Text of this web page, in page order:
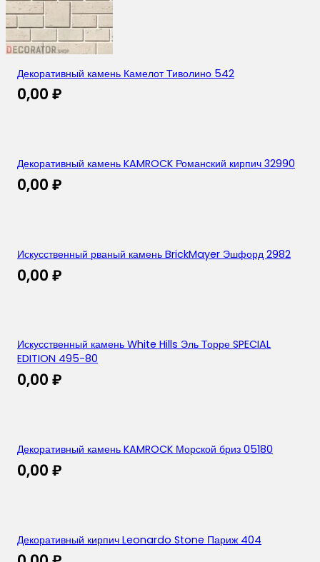
Декоративный камень Камелот Тиволино 542
0,00 ₽
Декоративный камень KAMROCK Романский кирпич 32990
0,00 ₽
Искусственный рваный камень BrickMayer Эшфорд 2982
0,00 ₽
Искусственный камень White Hills Эль Торре SPECIAL
EDITION 495-80
0,00 ₽
Декоративный камень KAMROCK Морской бриз 05180
0,00 ₽
Декоративный кирпич Leonardo Stone Париж 404